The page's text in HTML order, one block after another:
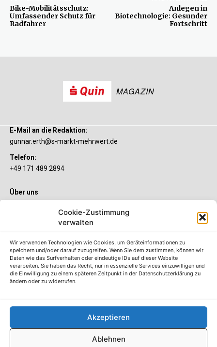
Cookie-Zustimmung
verwalten
Wir verwenden Technologien wie Cookies, um Geräteinformationen zu
speichern und/oder darauf zuzugreifen. Wenn Sie dem zustimmen, können wir
Daten wie das Surfverhalten oder eindeutige IDs auf dieser Website
verarbeiten. Sie haben das Recht, nur in essenzielle Services einzuwilligen und
die Einwilligung zu einem späteren Zeitpunkt in der Datenschutzerklärung zu
ändern oder zu widerrufen.
Akzeptieren
Ablehnen
Bike-Mobilitätsschutz:
Umfassender Schutz für
Radfahrer
Anlegen in
Biotechnologie: Gesunder
Fortschritt
MAGAZIN
E-Mail an die Redaktion:
gunnar.erth@s-markt-mehrwert.de
Telefon:
+49 171 489 2894
Über uns
Sie wollen mehr als ein gewöhnliches Girokonto? Dann ist unser
S-Quin Konto genau das Richtige für Sie. Die beiden
etliche Inklusivleistungen. Im S-Quin Magazin erfahren Sie
immer, was es Neues gibt.
Die S-Quin Kontomodelle
Erklärung zur Barrierefreiheit